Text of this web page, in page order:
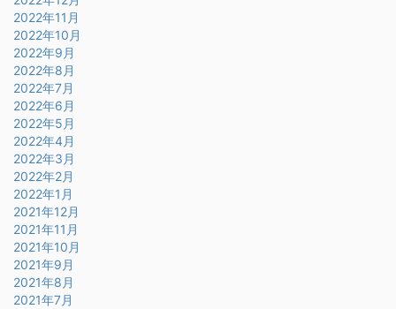
2022年11月
2022年10月
2022年9月
2022年8月
2022年7月
2022年6月
2022年5月
2022年4月
2022年3月
2022年2月
2022年1月
2021年12月
2021年11月
2021年10月
2021年9月
2021年8月
2021年7月